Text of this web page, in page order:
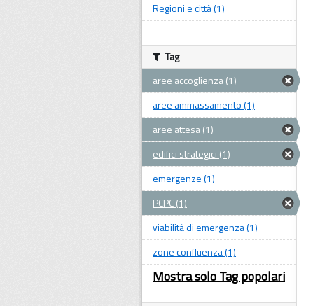
Regioni e città (1)
Tag
aree accoglienza (1)
aree ammassamento (1)
aree attesa (1)
edifici strategici (1)
emergenze (1)
PCPC (1)
viabilità di emergenza (1)
zone confluenza (1)
Mostra solo Tag popolari